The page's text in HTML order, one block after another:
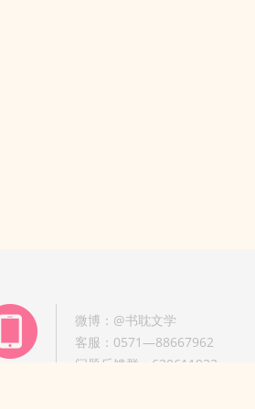
微博：@书耽文学
客服：0571—88667962
问题反馈群：630611933